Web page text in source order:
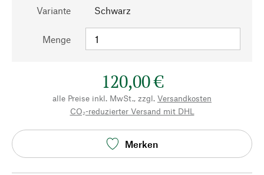
Variante Schwarz
Menge
120,00 €
alle Preise inkl. MwSt., zzgl. Versandkosten
CO₂-reduzierter Versand mit DHL
Merken